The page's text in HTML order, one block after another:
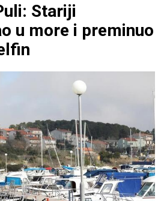
Stariji
u more i preminuo